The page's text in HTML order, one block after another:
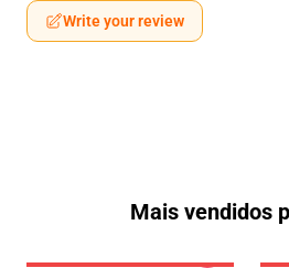
Write your review
Mais vendidos